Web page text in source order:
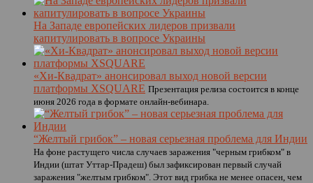
На Западе европейских лидеров призвали
капитулировать в вопросе Украины
«Хи-Квадрат» анонсировал выход новой версии
платформы XSQUARE Презентация релиза состоится в конце
июня 2026 года в формате онлайн-вебинара.
“Желтый грибок” – новая серьезная проблема для Индии
На фоне растущего числа случаев заражения "черным грибком" в
Индии (штат Уттар-Прадеш) был зафиксирован первый случай
заражения "желтым грибком". Этот вид грибка не менее опасен, чем